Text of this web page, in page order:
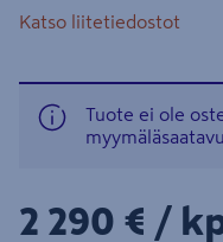
Katso liitetiedostot
Tuote ei ole
2290€/kpl
2 290 € /